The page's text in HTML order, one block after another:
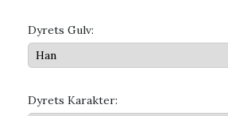
Dyrets Gulv:
Dyrets Karakter: